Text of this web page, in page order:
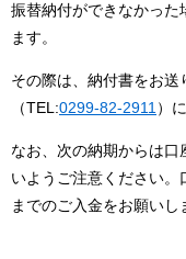
振替納付ができなかった
ます。
その際は、納付書をお
（TEL:0299-82-2911 ）
なお、次の納期からは
いようご注意ください。
までのご入金をお願いし